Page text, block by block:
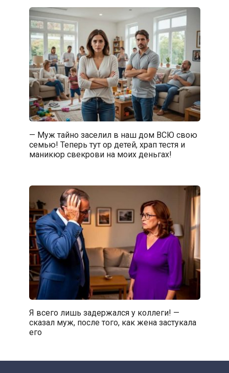
— Муж тайно заселил в наш дом ВСЮ свою
семью! Теперь тут ор детей, храп тестя и
маникюр свекрови на моих деньгах!
Я всего лишь задержался у коллеги! —
сказал муж, после того, как жена застукала
его